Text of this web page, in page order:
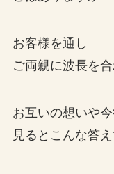
お客様を通し
ご両親に波長を合
お互いの想いや
見るとこんな答え